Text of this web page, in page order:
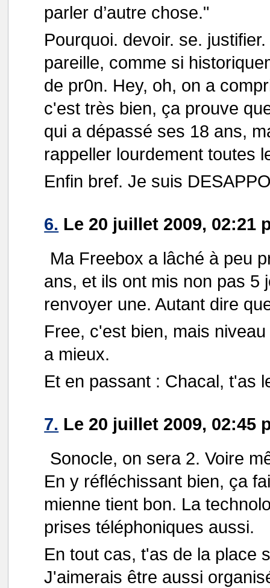
parler d’autre chose."
Pourquoi. devoir. se.
pareille, comme si
de pr0n. Hey, oh, on a
c'est très bien, ça prouve
qui a dépassé ses 18 ans,
rappeller lourdement toutes
Enfin bref. Je suis
6. Le 20 juillet 2009, 02:21
Ma Freebox a lâché à peu
ans, et ils ont mis non pas 5
renvoyer une. Autant dire
Free, c'est bien, mais
a mieux.
Et en passant : Chacal, t'as
7. Le 20 juillet 2009, 02:45
Sonocle, on sera 2. Voire
En y réfléchissant bien, ça
mienne tient bon. La
prises téléphoniques aussi.
En tout cas, t'as de la place
J'aimerais être aussi